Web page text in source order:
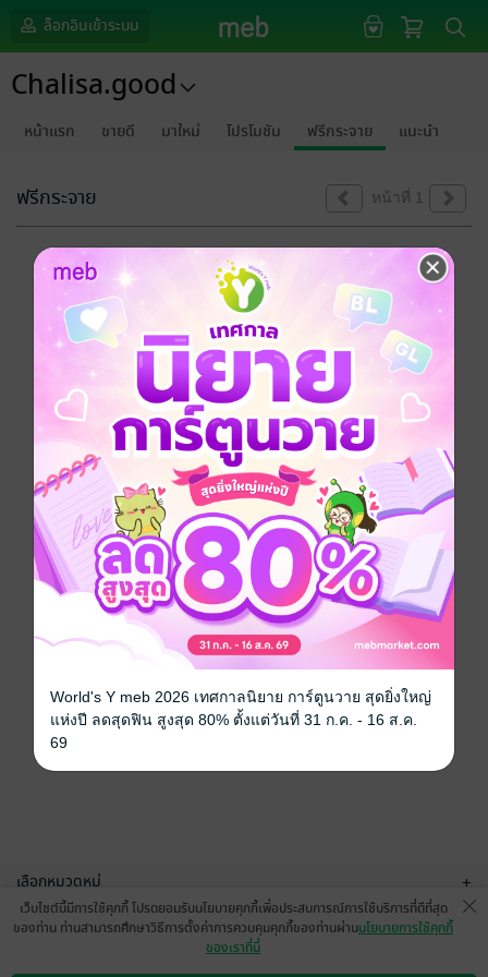
ล็อกอินเข้าระบบ
Chalisa.good
หน้าแรก ขายดี มาใหม่ โปรโมชัน ฟรีกระจาย แนะนำ
ฟรีกระจาย หน้าที่ 1
ขออภัยด้วยนะคะ
ไม่พบข้อมูลในหัวข้อที่คุณกำลังชมค่ะ
เลือกหมวดหมู่ +
บริการช่วยเหลือ
เว็บไซต์นี้มีการใช้คุกกี้ โปรดยอมรับนโยบายคุกกี้เพื่อประสบการณ์การใช้บริการที่ดีที่สุด
ของท่าน ท่านสามารถศึกษาวิธีการตั้งค่าการควบคุมคุกกี้ของท่านผ่านนโยบายการใช้คุกกี้
ของเราที่นี่
World's Y meb 2026 เทศกาลนิยาย การ์ตูนวาย สุดยิ่งใหญ่
แห่งปี ลดสุดฟิน สูงสุด 80% ตั้งแต่วันที่ 31 ก.ค. - 16 ส.ค.
69